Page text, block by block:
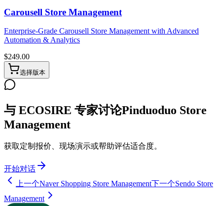
Carousell Store Management
Enterprise-Grade Carousell Store Management with Advanced
Automation & Analytics
$249.00
选择版本
与 ECOSIRE 专家讨论Pinduoduo Store
Management
获取定制报价、现场演示或帮助评估适合度。
开始对话
上一个Naver Shopping Store Management下一个Sendo Store
Management